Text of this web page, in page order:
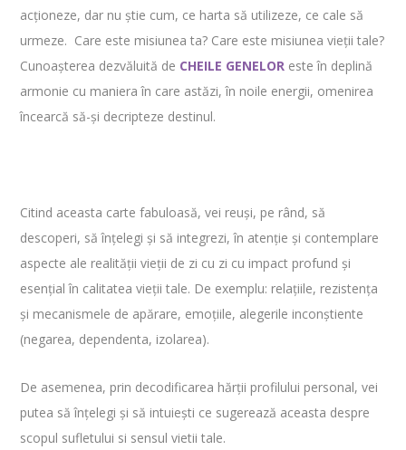
acționeze, dar nu știe cum, ce harta să utilizeze, ce cale să
urmeze. Care este misiunea ta? Care este misiunea vieții tale?
Cunoașterea dezvăluită de CHEILE GENELOR este în deplină
armonie cu maniera în care astăzi, în noile energii, omenirea
încearcă să-și decripteze destinul.
Citind aceasta carte fabuloasă, vei reuși, pe rând, să
descoperi, să înțelegi și să integrezi, în atenție și contemplare
aspecte ale realității vieții de zi cu zi cu impact profund și
esențial în calitatea vieții tale. De exemplu: relațiile, rezistența
și mecanismele de apărare, emoțiile, alegerile inconștiente
(negarea, dependenta, izolarea).
De asemenea, prin decodificarea hărții profilului personal, vei
putea să înțelegi și să intuiești ce sugerează aceasta despre
scopul sufletului si sensul vietii tale.